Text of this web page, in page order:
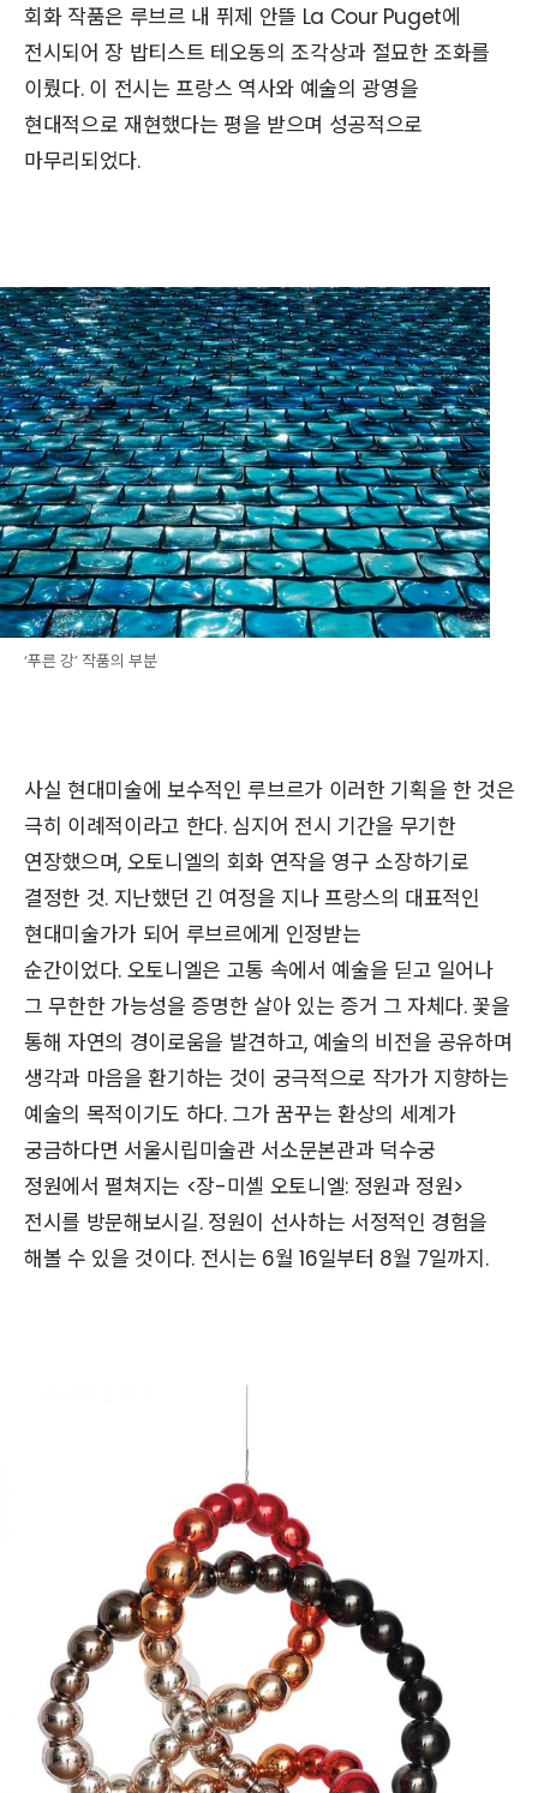
회화 작품은 루브르 내 퓌제 안뜰 La Cour Puget에
전시되어 장 밥티스트 테오동의 조각상과 절묘한 조화를
이뤘다. 이 전시는 프랑스 역사와 예술의 광영을
현대적으로 재현했다는 평을 받으며 성공적으로
마무리되었다.
‘푸른 강’ 작품의 부분
사실 현대미술에 보수적인 루브르가 이러한 기획을 한 것은
극히 이례적이라고 한다. 심지어 전시 기간을 무기한
연장했으며, 오토니엘의 회화 연작을 영구 소장하기로
결정한 것. 지난했던 긴 여정을 지나 프랑스의 대표적인
현대미술가가 되어 루브르에게 인정받는
순간이었다. 오토니엘은 고통 속에서 예술을 딛고 일어나
그 무한한 가능성을 증명한 살아 있는 증거 그 자체다. 꽃을
통해 자연의 경이로움을 발견하고, 예술의 비전을 공유하며
생각과 마음을 환기하는 것이 궁극적으로 작가가 지향하는
예술의 목적이기도 하다. 그가 꿈꾸는 환상의 세계가
궁금하다면 서울시립미술관 서소문본관과 덕수궁
정원에서 펼쳐지는 <장-미셸 오토니엘: 정원과 정원>
전시를 방문해보시길. 정원이 선사하는 서정적인 경험을
해볼 수 있을 것이다. 전시는 6월 16일부터 8월 7일까지.